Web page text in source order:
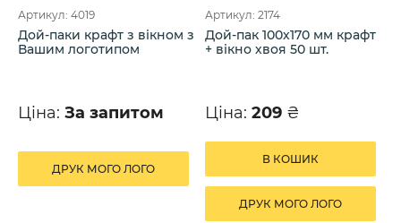
Артикул: 4019
Дой-паки крафт з вікном з
Вашим логотипом
Ціна: За запитом
ДРУК МОГО ЛОГО
Артикул: 2174
Дой-пак 100х170 мм крафт
+ вікно хвоя 50 шт.
Ціна: 209 ₴
В КОШИК
ДРУК МОГО ЛОГО